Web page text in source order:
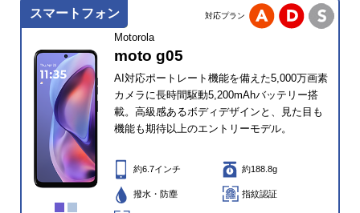
スマートフォン 対応プラン
Motorola
moto g05
AI対応ポートレート機能を備えた5,000万画素
カメラに長時間駆動5,200mAhバッテリー搭
載。高級感あるボディデザインと、見た目も
機能も期待以上のエントリーモデル。
約6.7インチ 約188.8g
撥水・防塵 指紋認証